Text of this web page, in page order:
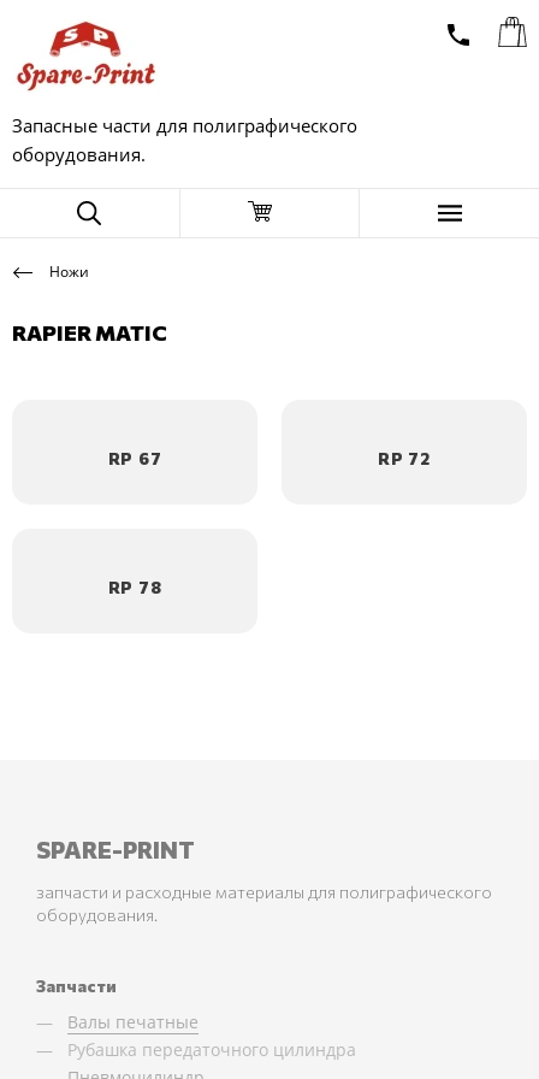
Запасные части для полиграфического
оборудования.
Ножи
RAPIER MATIC
RP 67 RP 72
RP 78
SPARE-PRINT
запчасти и расходные материалы для полиграфического
оборудования.
Запчасти
Валы печатные
Рубашка передаточного цилиндра